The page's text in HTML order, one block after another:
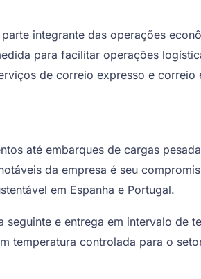
integrante das operações
para facilitar operações
de correio expresso e correio
até embarques de cargas
da empresa é seu
em Espanha e Portugal.
e entrega em intervalo de
temperatura controlada para o